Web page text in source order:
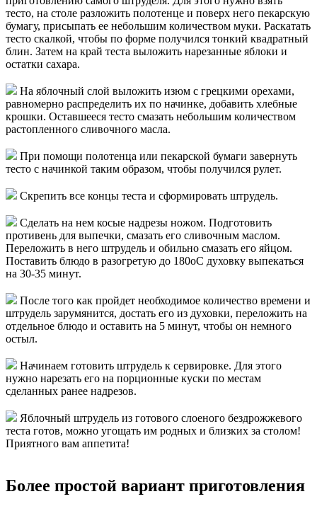
тесто, на столе разложить полотенце и поверх него пекарскую
бумагу, присыпать ее небольшим количеством муки. Раскатать
тесто скалкой, чтобы по форме получился тонкий квадратный
блин. Затем на край теста выложить нарезанные яблоки и
остатки сахара.
На яблочный слой выложить изюм с грецкими орехами,
равномерно распределить их по начинке, добавить хлебные
крошки. Оставшееся тесто смазать небольшим количеством
растопленного сливочного масла.
При помощи полотенца или пекарской бумаги завернуть
тесто с начинкой таким образом, чтобы получился рулет.
Скрепить все концы теста и сформировать штрудель.
Сделать на нем косые надрезы ножом. Подготовить
противень для выпечки, смазать его сливочным маслом.
Переложить в него штрудель и обильно смазать его яйцом.
Поставить блюдо в разогретую до 180оС духовку выпекаться
на 30-35 минут.
После того как пройдет необходимое количество времени и
штрудель зарумянится, достать его из духовки, переложить на
отдельное блюдо и оставить на 5 минут, чтобы он немного
остыл.
Начинаем готовить штрудель к сервировке. Для этого
нужно нарезать его на порционные куски по местам
сделанных ранее надрезов.
Яблочный штрудель из готового слоеного бездрожжевого
теста готов, можно угощать им родных и близких за столом!
Приятного вам аппетита!
Более простой вариант приготовления